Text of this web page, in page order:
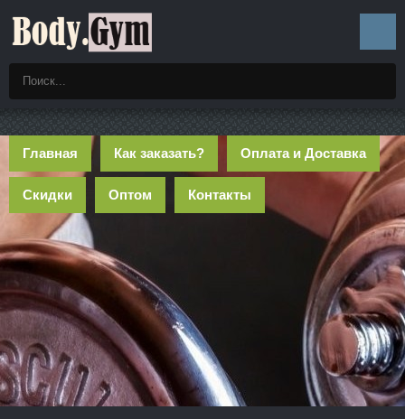
Главная Как заказать? Оплата и Доставка
Скидки Оптом Контакты